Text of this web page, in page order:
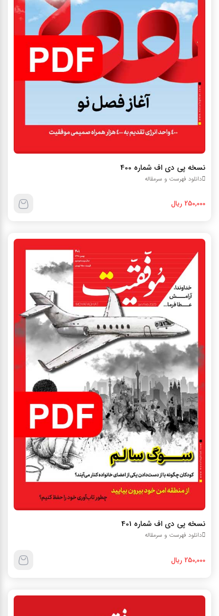
نسخه پي دي اف شماره 400
دانلود فهرست و سرمقاله
250,000 ریال
نسخه پي دي اف شماره 401
دانلود فهرست و سرمقاله
250,000 ریال